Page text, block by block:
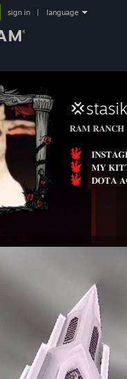
sign in language
𝐑𝐀𝐌 𝐑𝐀𝐍𝐂𝐇
‎𝐌𝐘
𝐃𝐎𝐓𝐀